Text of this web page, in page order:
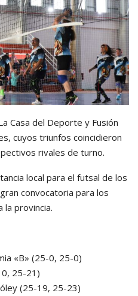
Casa del Deporte y Fusión
cuyos triunfos coincidieron
rivales de turno.
local para el futsal de los
convocatoria para los
provincia.
«B» (25-0, 25-0)
25-21)
(25-19, 25-23)